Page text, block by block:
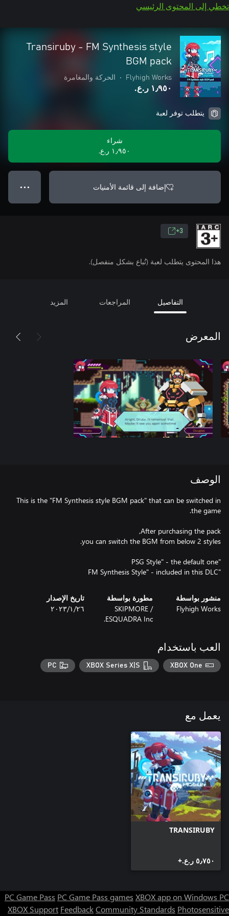
تخطي إلى المحتوى الرئيسي
Transiruby - FM Synthesis style
BGM pack
Flyhigh Works
• الحركة والمغامرة
١٫٩٥٠ ر.ع.‏
يتطلب توفر لعبة
شراء
١٫٩٥٠ ر.ع.‏
إضافة إلى قائمة الأمنيات ● ● ●
3+
هذا المحتوى يتطلب لعبة (تُباع بشكل منفصل).
التفاصيل المراجعات المزيد
المعرض
الوصف
This is the "FM Synthesis style BGM pack" that can be switched in
"FM Synthesis Style" - included in this DLC
منشور بواسطة
Flyhigh Works
مطورة بواسطة
SKIPMORE /
ESQUADRA Inc.
تاريخ الإصدار
٢٦‏/١‏/٢٠٢٣
العب باستخدام
XBOX One
XBOX Series X|S
PC
يعمل مع
TRANSIRUBY
٥٫٧٥٠ ر.ع.‏+
PC Game Pass PC Game Pass games XBOX app on Windows PC
XBOX Support FeedbackCommunity Standards Photosensitive